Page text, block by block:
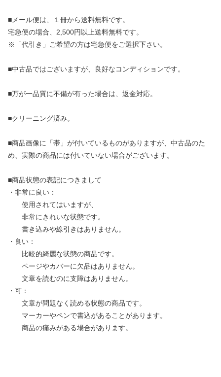
■メール便は、１冊から送料無料です。
宅急便の場合、2,500円以上送料無料です。
※「代引き」ご希望の方は宅急便をご選択下さい。
■中古品ではございますが、良好なコンディションです。
■万が一品質に不備が有った場合は、返金対応。
■クリーニング済み。
■商品画像に「帯」が付いているものがありますが、中古品のた
め、実際の商品には付いていない場合がございます。
■商品状態の表記につきまして
・非常に良い：
使用されてはいますが、
非常にきれいな状態です。
書き込みや線引きはありません。
・良い：
比較的綺麗な状態の商品です。
ページやカバーに欠品はありません。
文章を読むのに支障はありません。
・可：
文章が問題なく読める状態の商品です。
マーカーやペンで書込があることがあります。
商品の痛みがある場合があります。